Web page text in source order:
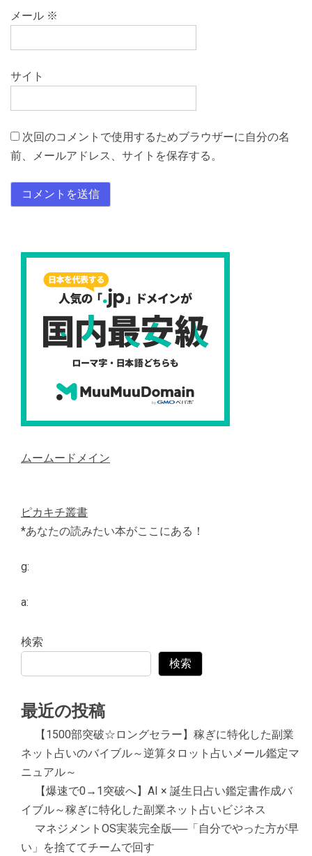
メール ※
サイト
次回のコメントで使用するためブラウザーに自分の名
前、メールアドレス、サイトを保存する。
ムームードメイン
ピカキチ叢書
*あなたの読みたい本がここにある！
g:
a:
検索
検索
最近の投稿
【1500部突破☆ロングセラー】稼ぎに特化した副業
ネット占いのバイブル～逆算タロット占いメール鑑定マ
ニュアル～
【爆速で0→1突破へ】AI × 誕生日占い鑑定書作成バ
イブル～稼ぎに特化した副業ネット占いビジネス
マネジメントOS実装完全版──「自分でやった方が早
い」を捨ててチームで回す